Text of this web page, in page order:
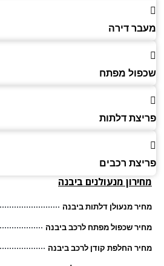
דירה
מפתח
דלתות
רכבים
מנעולנים ביבנה
מנעולן דלתות ביבנה
שכפול מפתח לרכב ביבנה
החלפת קודן לרכב ביבנה